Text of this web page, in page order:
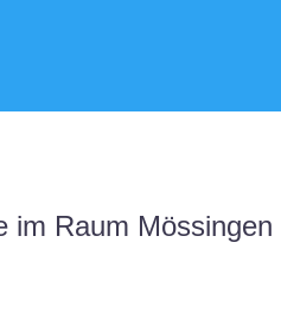
im Raum Mössingen